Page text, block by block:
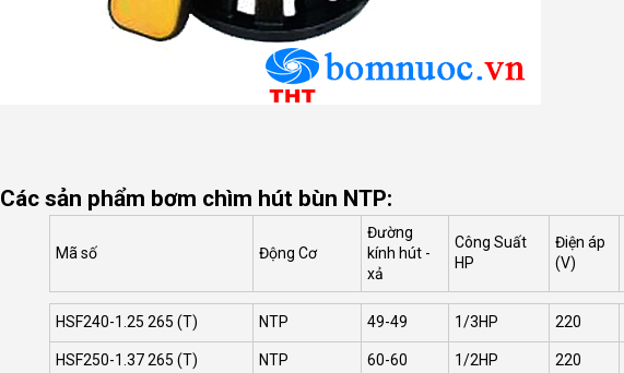
Các sản phẩm bơm chìm hút bùn NTP:
Mã số Động Cơ
Đường
kính hút -
xả
Công Suất
HP
Điện áp
(V)
HSF240-1.25 265 (T) NTP 49-49 1/3HP 220
HSF250-1.37 265 (T) NTP 60-60 1/2HP 220